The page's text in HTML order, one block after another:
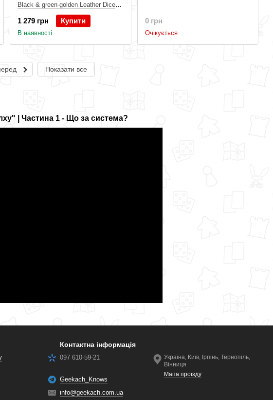
| Частина 1 - Що за система?
Black & green-golden Leather Dice
1 279 грн Купити
В наявності
0 грн
Очікується
Показати все
Контактна інформація
097 610-59-21
Geekach_Knows
info@geekach.com.ua
Україна, Київ, Ірпінь, Тернопіль,
Вінниця
Мапа проїзду